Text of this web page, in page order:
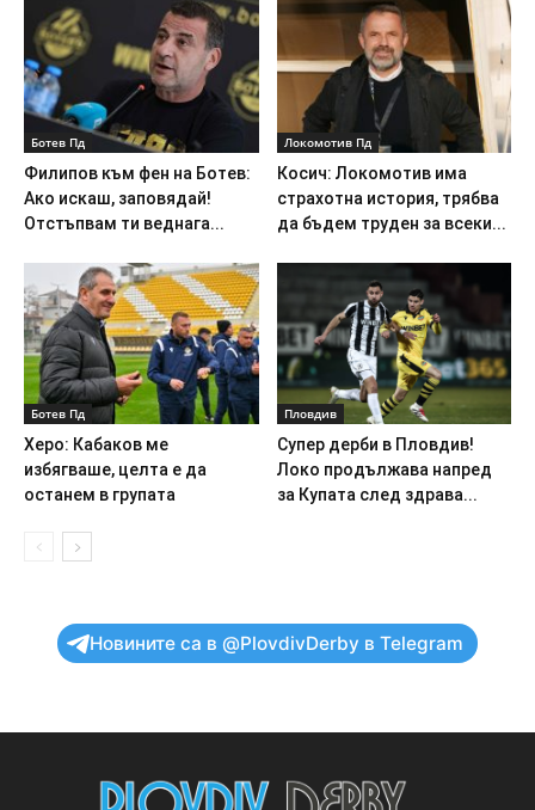
Ботев Пд
Филипов към фен на Ботев:
Ако искаш, заповядай!
Отстъпвам ти веднага...
Локомотив Пд
Косич: Локомотив има
страхотна история, трябва
да бъдем труден за всеки...
Ботев Пд
Херо: Кабаков ме
избягваше, целта е да
останем в групата
Пловдив
Супер дерби в Пловдив!
Локо продължава напред
за Купата след здрава...
Новините са в @PlovdivDerby в Telegram